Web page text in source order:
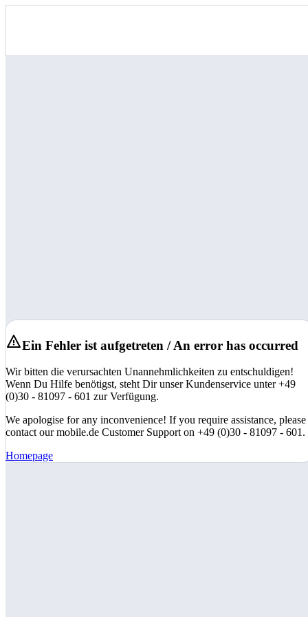
Ein Fehler ist aufgetreten / An error has occurred
Wir bitten die verursachten Unannehmlichkeiten zu entschuldigen!
Wenn Du Hilfe benötigst, steht Dir unser Kundenservice unter +49
(0)30 - 81097 - 601 zur Verfügung.
We apologise for any inconvenience! If you require assistance, please
contact our mobile.de Customer Support on +49 (0)30 - 81097 - 601.
Homepage